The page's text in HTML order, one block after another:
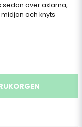
över axlarna,
och knyts